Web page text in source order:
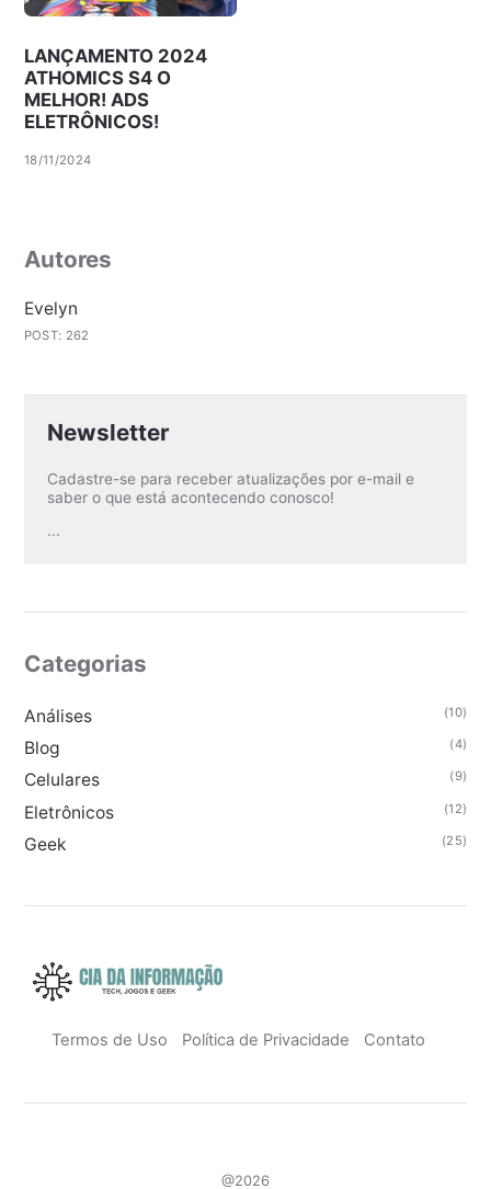
LANÇAMENTO 2024
ATHOMICS S4 O
MELHOR! ADS
ELETRÔNICOS!
18/11/2024
Autores
Evelyn
POST: 262
Newsletter
Cadastre-se para receber atualizações por e-mail e
saber o que está acontecendo conosco!
...
Categorias
Análises (10)
Blog (4)
Celulares (9)
Eletrônicos (12)
Geek (25)
Termos de Uso Política de Privacidade Contato
@2026